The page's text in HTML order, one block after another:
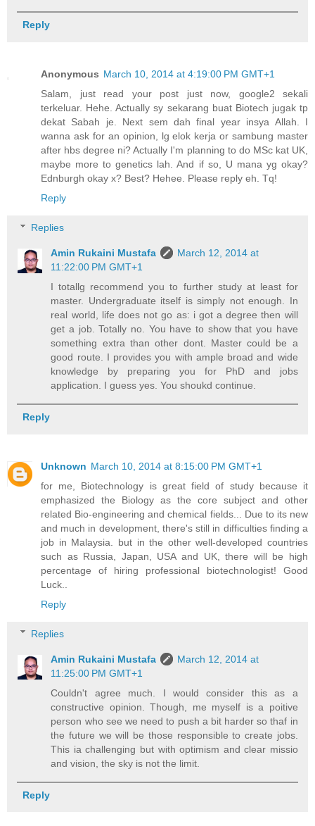
Reply
Anonymous March 10, 2014 at 4:19:00 PM GMT+1
Salam, just read your post just now, google2 sekali
terkeluar. Hehe. Actually sy sekarang buat Biotech jugak tp
dekat Sabah je. Next sem dah final year insya Allah. I
wanna ask for an opinion, lg elok kerja or sambung master
after hbs degree ni? Actually I'm planning to do MSc kat UK,
maybe more to genetics lah. And if so, U mana yg okay?
Ednburgh okay x? Best? Hehee. Please reply eh. Tq!
Reply
Replies
Amin Rukaini Mustafa
March 12, 2014 at
11:22:00 PM GMT+1
I totallg recommend you to further study at least for
master. Undergraduate itself is simply not enough. In
real world, life does not go as: i got a degree then will
get a job. Totally no. You have to show that you have
something extra than other dont. Master could be a
good route. I provides you with ample broad and wide
knowledge by preparing you for PhD and jobs
application. I guess yes. You shoukd continue.
Reply
Unknown March 10, 2014 at 8:15:00 PM GMT+1
for me, Biotechnology is great field of study because it
emphasized the Biology as the core subject and other
related Bio-engineering and chemical fields... Due to its new
and much in development, there's still in difficulties finding a
job in Malaysia. but in the other well-developed countries
such as Russia, Japan, USA and UK, there will be high
percentage of hiring professional biotechnologist! Good
Luck..
Reply
Replies
Amin Rukaini Mustafa
March 12, 2014 at
11:25:00 PM GMT+1
Couldn't agree much. I would consider this as a
constructive opinion. Though, me myself is a poitive
person who see we need to push a bit harder so thaf in
the future we will be those responsible to create jobs.
This ia challenging but with optimism and clear missio
and vision, the sky is not the limit.
Reply